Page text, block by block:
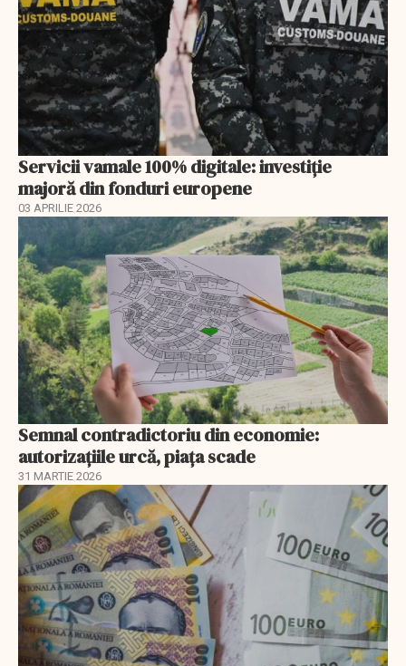
Servicii vamale 100% digitale: investiție
majoră din fonduri europene
03 APRILIE 2026
Semnal contradictoriu din economie:
autorizațiile urcă, piața scade
31 MARTIE 2026